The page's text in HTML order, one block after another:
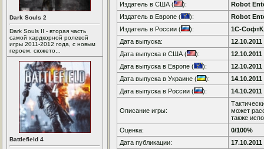
Dark Souls 2
Dark Souls II - вторая часть
самой хардкорной ролевой
игры 2011-2012 года, с новым
героем, сюжето...
Battlefield 4
Издатель в США (
):
Robot
Издатель в Европе (
):
Robot
Издатель в России (
):
1С-
Дата выпуска:
12.10.2011
Дата выпуска в США (
):
12.10.2011
Дата выпуска в Европе (
):
12.10.2011
Дата выпуска в Украине (
):
14.10.2011
Дата выпуска в России (
): 14.10.2011
Описание игры:
может
также
Оценка:
0/100%
Дата публикации:
17.10.2011